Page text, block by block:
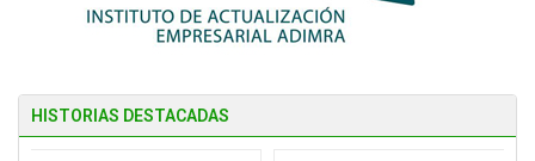
HISTORIAS DESTACADAS